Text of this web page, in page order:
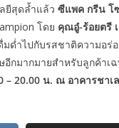
ยีสุดล้ำแล้ว ซีแพค กรีน โ
โดย คุณอู๋-ร้อยตรี
มด่ำไปกับรสชาติความอ
กมากมายสำหรับลูกค้า
20.00 น. ณ อาคารชา